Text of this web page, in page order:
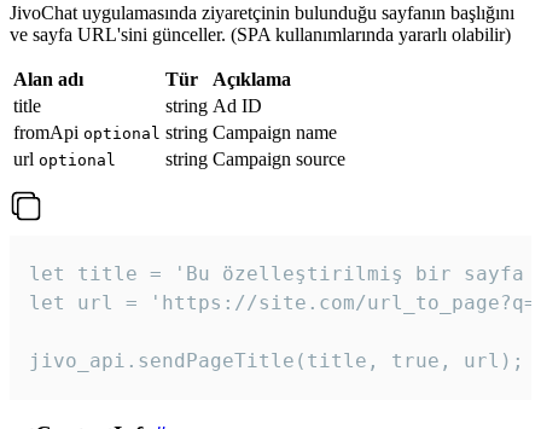
JivoChat uygulamasında ziyaretçinin bulunduğu sayfanın başlığını
ve sayfa URL'sini günceller. (SPA kullanımlarında yararlı olabilir)
Alan adı Tür
Açıklama
title
string Ad ID
fromApi optional string Campaign name
url optional string Campaign source
let title = 'Bu özelleştirilmiş bir sayfa
let url = 'https://site.com/
jivo_api.sendPageTitle(title, true, url);